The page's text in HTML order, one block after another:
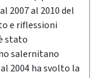
2007 al 2010 del
e riflessioni
stato
salernitano
2004 ha svolto la